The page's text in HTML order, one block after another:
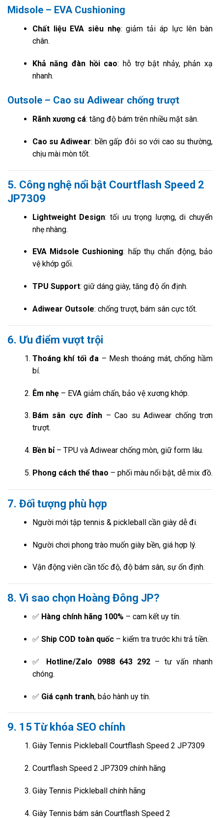
Midsole – EVA Cushioning
Chất liệu EVA siêu nhẹ: giảm tải áp lực lên bàn
chân.
Khả năng đàn hồi cao: hỗ trợ bật nhảy, phản xạ
nhanh.
Outsole – Cao su Adiwear chống trượt
Rãnh xương cá: tăng độ bám trên nhiều mặt sân.
Cao su Adiwear: bền gấp đôi so với cao su thường,
chịu mài mòn tốt.
5. Công nghệ nổi bật Courtflash Speed 2
JP7309
Lightweight Design: tối ưu trọng lượng, di chuyển
nhẹ nhàng.
EVA Midsole Cushioning: hấp thụ chấn động, bảo
vệ khớp gối.
TPU Support: giữ dáng giày, tăng độ ổn định.
Adiwear Outsole: chống trượt, bám sân cực tốt.
6. Ưu điểm vượt trội
Thoáng khí tối đa – Mesh thoáng mát, chống hầm
bí.
Êm nhẹ– EVA giảm chấn, bảo vệ xương khớp.
Bám sân cực đỉnh – Cao su Adiwear chống trơn
trượt.
Bền bỉ– TPU và Adiwear chống mòn, giữ form lâu.
Phong cách thể thao – phối màu nổi bật, dễ mix đồ.
7. Đối tượng phù hợp
Người mới tập tennis & pickleball cần giày dễ đi.
Người chơi phong trào muốn giày bền, giá hợp lý.
Vận động viên cần tốc độ, độ bám sân, sự ổn định.
8. Vì sao chọn Hoàng Đông JP?
✅ Hàng chính hãng 100% – cam kết uy tín.
✅ Ship COD toàn quốc– kiểm tra trước khi trả tiền.
✅ Hotline/Zalo 0988 643 292 – tư vấn nhanh
chóng.
✅ Giá cạnh tranh, bảo hành uy tín.
9. 15 Từ khóa SEO chính
Giày Tennis Pickleball Courtflash Speed 2 JP7309
Courtflash Speed 2 JP7309 chính hãng
Giày Tennis Pickleball chính hãng
Giày Tennis bám sân Courtflash Speed 2